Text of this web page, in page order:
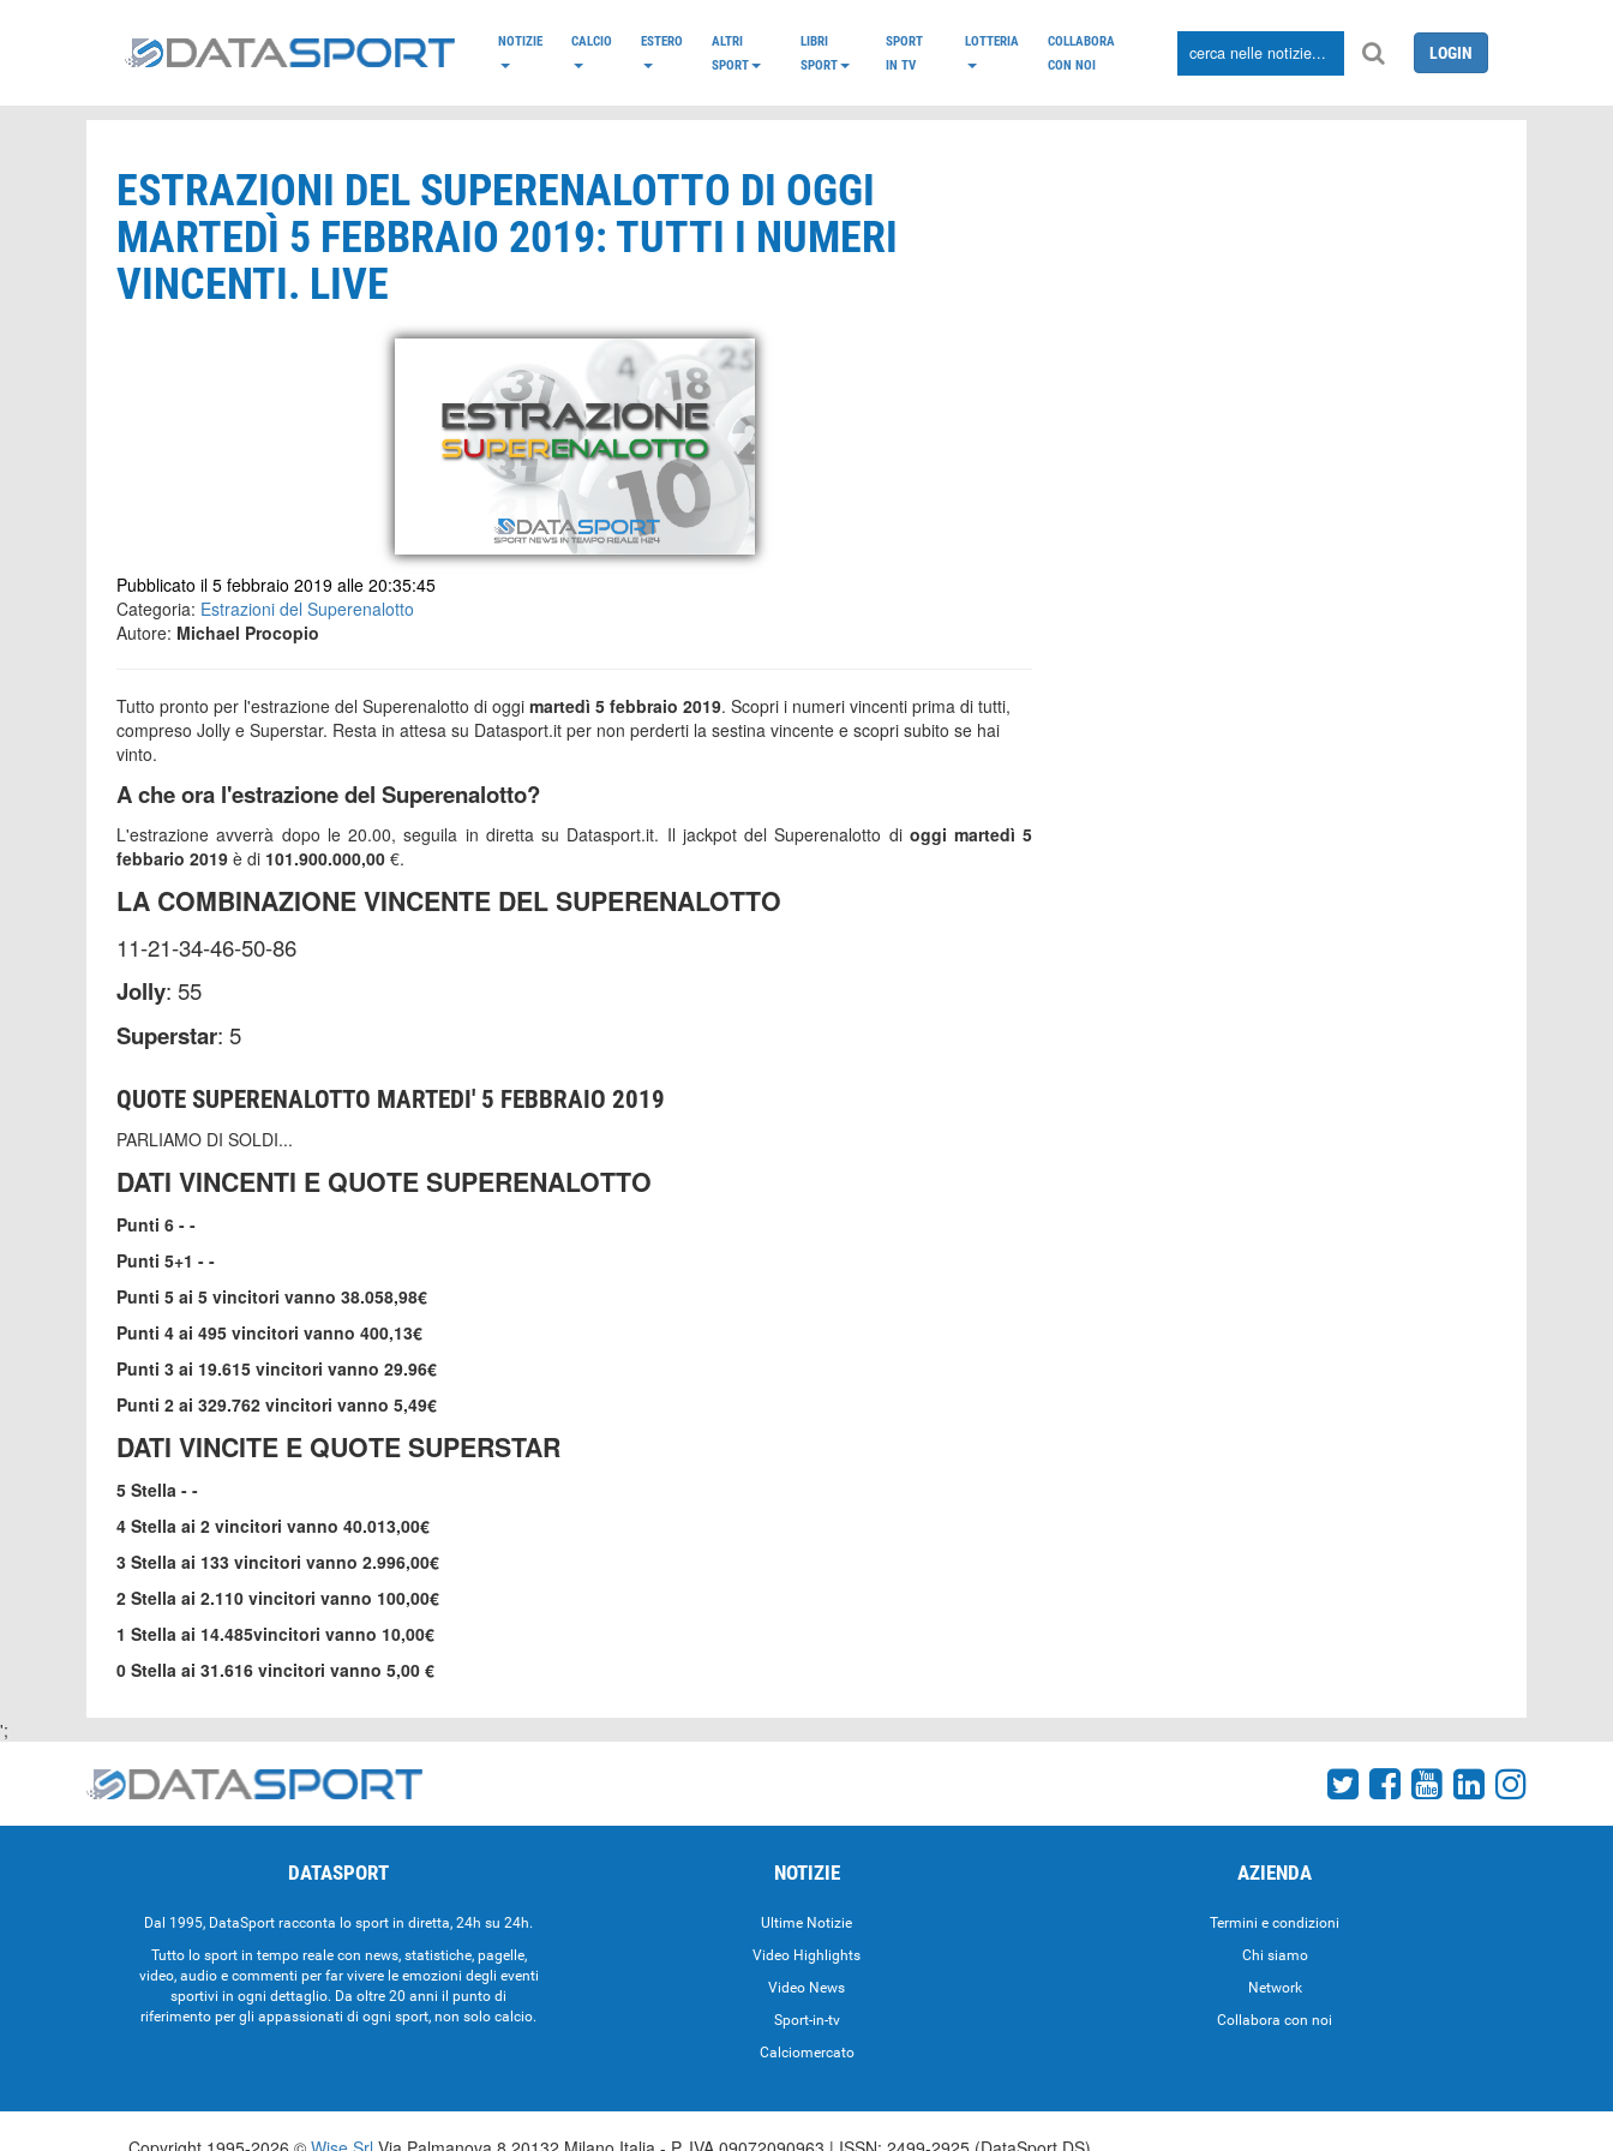
NOTIZIE CALCIO ESTERO
ALTRI
SPORT
LIBRI
SPORT
SPORT
IN TV
LOTTERIA
COLLABORA
CON NOI
LOGIN
ESTRAZIONI DEL SUPERENALOTTO DI OGGI
MARTEDÌ 5 FEBBRAIO 2019: TUTTI I NUMERI
VINCENTI. LIVE
Pubblicato il 5 febbraio 2019 alle 20:35:45
Categoria: Estrazioni del Superenalotto
Autore: Michael Procopio
Tutto pronto per l'estrazione del Superenalotto di oggi martedì 5 febbraio 2019. Scopri i numeri vincenti prima di tutti,
compreso Jolly e Superstar. Resta in attesa su Datasport.it per non perderti la sestina vincente e scopri subito se hai
vinto.
A che ora l'estrazione del Superenalotto?
L'estrazione avverrà dopo le 20.00, seguila in diretta su Datasport.it. Il jackpot del Superenalotto di oggi martedì 5
febbario 2019 è di 101.900.000,00 €.
LA COMBINAZIONE VINCENTE DEL SUPERENALOTTO
11-21-34-46-50-86
Jolly: 55
Superstar: 5
QUOTE SUPERENALOTTO MARTEDI' 5 FEBBRAIO 2019
PARLIAMO DI SOLDI...
DATI VINCENTI E QUOTE SUPERENALOTTO
Punti 6 - -
Punti 5+1 - -
Punti 5 ai 5 vincitori vanno 38.058,98€
Punti 4 ai 495 vincitori vanno 400,13€
Punti 3 ai 19.615 vincitori vanno 29.96€
Punti 2 ai 329.762 vincitori vanno 5,49€
DATI VINCITE E QUOTE SUPERSTAR
5 Stella - -
4 Stella ai 2 vincitori vanno 40.013,00€
3 Stella ai 133 vincitori vanno 2.996,00€
2 Stella ai 2.110 vincitori vanno 100,00€
1 Stella ai 14.485vincitori vanno 10,00€
0 Stella ai 31.616 vincitori vanno 5,00 €
';
DATASPORT
Dal 1995, DataSport racconta lo sport in diretta, 24h su 24h.
Tutto lo sport in tempo reale con news, statistiche, pagelle,
video, audio e commenti per far vivere le emozioni degli eventi
sportivi in ogni dettaglio. Da oltre 20 anni il punto di
riferimento per gli appassionati di ogni sport, non solo calcio.
NOTIZIE
Ultime Notizie
Video Highlights
Video News
Sport-in-tv
Calciomercato
AZIENDA
Termini e condizioni
Chi siamo
Network
Collabora con noi